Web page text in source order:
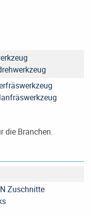
die Branchen.
Zuschnitte